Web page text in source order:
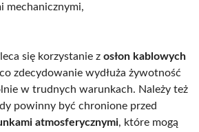
mechanicznymi,
się korzystanie z osłon kablowych
zdecydowanie wydłuża żywotność
w trudnych warunkach. Należy też
powinny być chronione przed
atmosferycznymi, które mogą